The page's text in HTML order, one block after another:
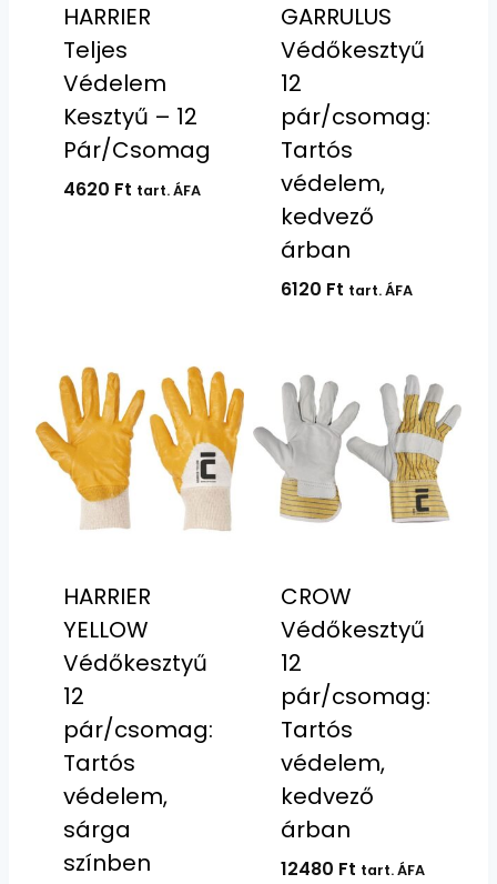
HARRIER
Teljes
Védelem
Kesztyű – 12
Pár/Csomag
4620 Ft tart. ÁFA
GARRULUS
Védőkesztyű
12
pár/csomag:
Tartós
védelem,
kedvező
árban
6120 Ft tart. ÁFA
HARRIER
YELLOW
Védőkesztyű
12
pár/csomag:
Tartós
védelem,
sárga
színben
CROW
Védőkesztyű
12
pár/csomag:
Tartós
védelem,
kedvező
árban
12480 Ft tart. ÁFA